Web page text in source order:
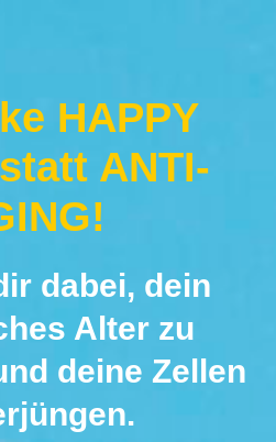
HAPPY
statt ANTI-
dabei, dein
Alter zu
deine Zellen